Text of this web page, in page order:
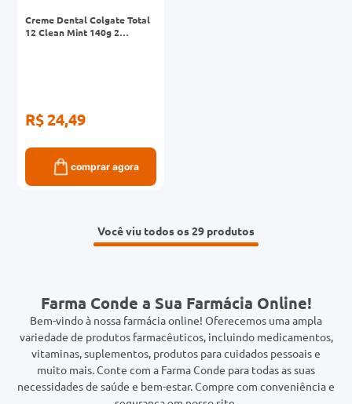
Creme Dental Colgate Total
12 Clean Mint 140g 2
R$ 24,49
comprar agora
Você viu todos os 29
Farma Conde a Sua Farmácia Online!
Bem-vindo à nossa farmácia online! Oferecemos uma ampla
variedade de produtos farmacêuticos, incluindo medicamentos,
vitaminas, suplementos, produtos para cuidados pessoais e
muito mais. Conte com a Farma Conde para todas as suas
necessidades de saúde e bem-estar. Compre com conveniência e